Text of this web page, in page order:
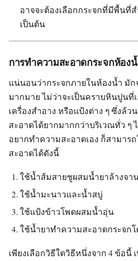
อาจจะต้องเลือกกระจกที่มีพื้นที่
เป็นต้น
การทำความสะอาดกระจกห้อง
แน่นอนว่ากระจกภายในห้องน้ำ มัก
มากมาย ไม่ว่าจะเป็นคราบหินปูนที่
เครื่องสำอาง หรือแป้งต่าง ๆ ซึ่งล้
สะอาดได้ยากมากกว่าบริเวณทั่ว ๆ
อยากทำความสะอาดเอง ก็สามาร
สะอาดได้ดังนี้
ใช้น้ำส้มสายชูผสมน้ำยาล้างจา
ใช้น้ำมะนาวและน้ำสบู่
ใช้แป้งข้าวโพดผสมน้ำอุ่น
ใช้น้ำยาทำความสะอาดกระจกโ
เพียงเลือกวิธีใดวิธีหนึ่งจาก 4 ข้อนี้